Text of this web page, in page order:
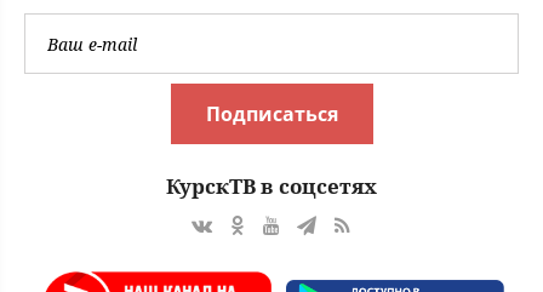
Подписаться
КурскТВ в соцсетях